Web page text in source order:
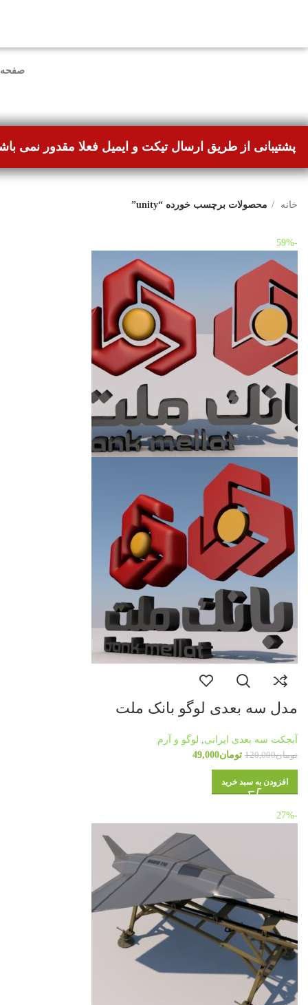
پشتیبانی از طریق ارسال تیکت و ایمیل فعلا مقدور نمی
خانه محصولات برچسب خورده “unity”
-59%
مدل سه بعدی لوگو بانک ملت
آبجکت سه بعدی ایرانی, لوگو و آرم
تومان120,000 تومان49,000
افزودن به سبد خرید
-27%